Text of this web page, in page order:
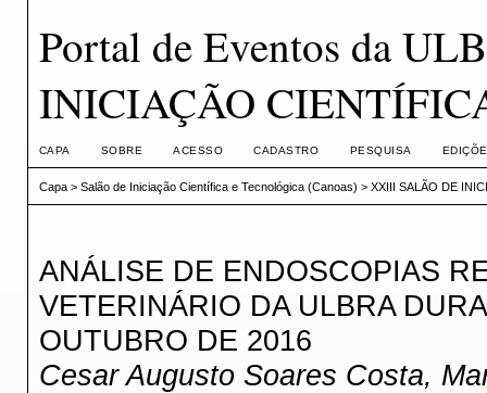
Portal de Eventos da
INICIAÇÃO
CAPA SOBRE ACESSO CADASTRO PESQUISA
Capa> Salão de Iniciação Científica e Tecnológica (Canoas) > XXIII SALÃO DE
ANÁLISE DE ENDOSCOPIAS
VETERINÁRIO DA ULBRA
OUTUBRO DE 2016
Cesar Augusto Soares Costa,